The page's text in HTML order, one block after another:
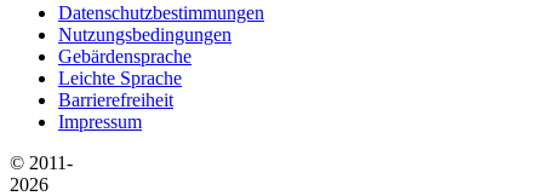
Datenschutzbestimmungen
Nutzungsbedingungen
Gebärdensprache
Leichte Sprache
Barrierefreiheit
Impressum
© 2011-
2026